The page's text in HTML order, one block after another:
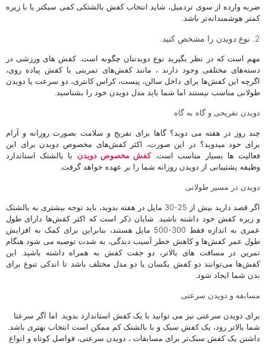
ضربه وارده از سوی تردمیل، شاید انتخاب کفش بالشتکی کمی سبکتر یا با زیره
کمتر هوشمندانه‌تر باشد.
2. نوع دویدن را مشخص کنید.
مهم است که در نظر بگیرید نوع دویدنتان چگونه است. کفش های ورزشی در
دسته‌های مختلفی وجود دارند ، مانند کفش‌های تمرینی یا کفش پیاده روی،
اگرچه این کفش‌ها برای داخل سالن، پیست، کراس کانتری، دو سرعت یا دویدن
طولانی مناسب نیستند اما شما باید مدل دویدن خود را بشناسید.
دویدن تفریحی و گاه به گاه
چند روز در هفته می دوید؟ گاها برای تفریح و سلامت بصورت روزانه و آرام
برای خود می‎دوید؟ در این صورت، اکثر کفش‌های مخصوص دویدن برای این
فعالیت ها بسیار مناسب است.کفش مخصوص دویدن با بالشتک استاندارد
وظیفه پشتیبانی از دویدن روزانه شما را بر عهده خواهد گرفت.
دویدن در مسیر طولانی
اگر قصد دارید بیش از 25-30 مایل در هفته بدوید، باید توجه بیشتری به بالشتک
و زیره کفش خود داشته باشید. شایان ذکر است که اکثر کفش‌ها دارای طول
عمری به اندازه فقط 300-500 مایل هستند، بنابراین برای کمک به افزایش
طول عمر کفش‌ها و کاهش خطر آسیب دیدگی، به شدت توصیه می شود هنگام
تمرین در مسافت های بالاتر، دو جفت کفش به همراه داشته باشید. این
کفش‌ها می‌توانند دو کفش یکسان یا دو مدل مختلف باشد تا اندکی تنوع برای
بدن شما ایجاد شود.
مسابقه و دویدن سرعتی
برای دویدن سرعتی نیز می توانید با یک کفش استاندارد بدوید. اما اگر سرعتا
شما بالاتر رود، یک کفش سبک و با بالشتک کم ممکن است انتخاب بهتری باشد.
داشتن یک کفش سبک‌تر برای مسابقات ، دویدن سرعتی، فواصل کوتاه و انواع